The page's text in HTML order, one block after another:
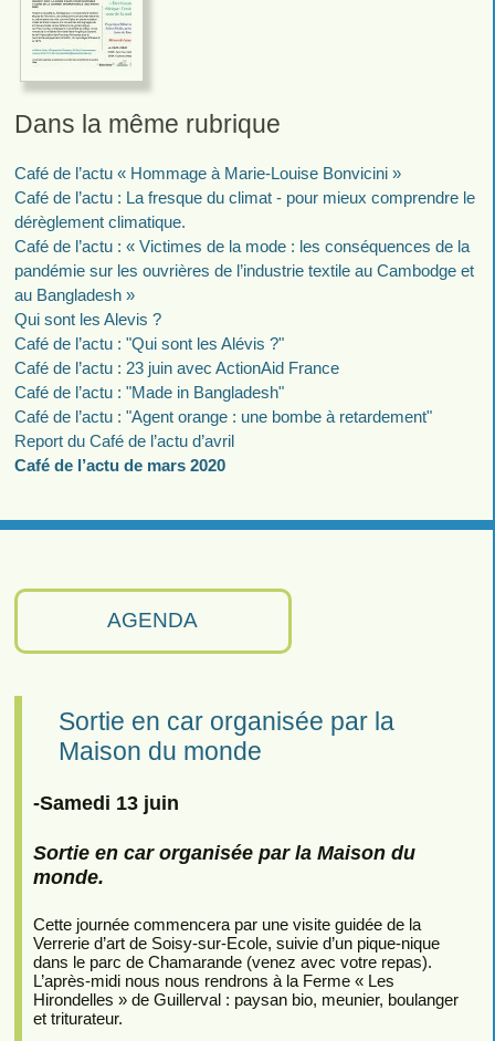
AGENDA
Sortie en car organisée par la
Maison du monde
-Samedi 13 juin
Sortie en car organisée par la Maison du
monde.
Cette journée commencera par une visite guidée de la
Verrerie d’art de Soisy-sur-Ecole, suivie d’un pique-nique
dans le parc de Chamarande (venez avec votre repas).
L’après-midi nous nous rendrons à la Ferme « Les
Hirondelles » de Guillerval : paysan bio, meunier, boulanger
et triturateur.
Dans la même rubrique
Café de l’actu « Hommage à Marie-Louise Bonvicini »
Café de l’actu : La fresque du climat - pour mieux comprendre le
dérèglement climatique.
Café de l’actu : « Victimes de la mode : les conséquences de la
pandémie sur les ouvrières de l’industrie textile au Cambodge et
au Bangladesh »
Qui sont les Alevis ?
Café de l’actu : "Qui sont les Alévis ?"
Café de l’actu : 23 juin avec ActionAid France
Café de l’actu : "Made in Bangladesh"
Café de l’actu : "Agent orange : une bombe à retardement"
Report du Café de l’actu d’avril
Café de l’actu de mars 2020